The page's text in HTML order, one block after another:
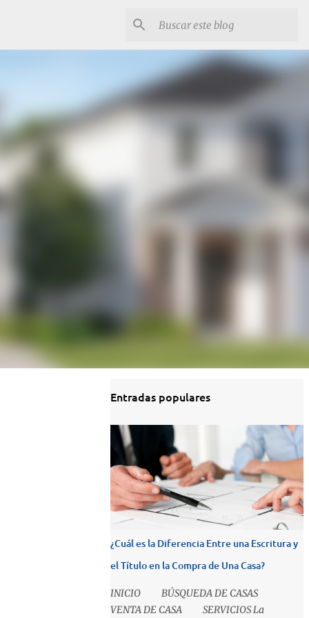
Entradas populares
¿Cuál es la Diferencia Entre una Escritura y
el Título en la Compra de Una Casa?
INICIO BÚSQUEDA DE CASAS
VENTA DE CASA SERVICIOS La